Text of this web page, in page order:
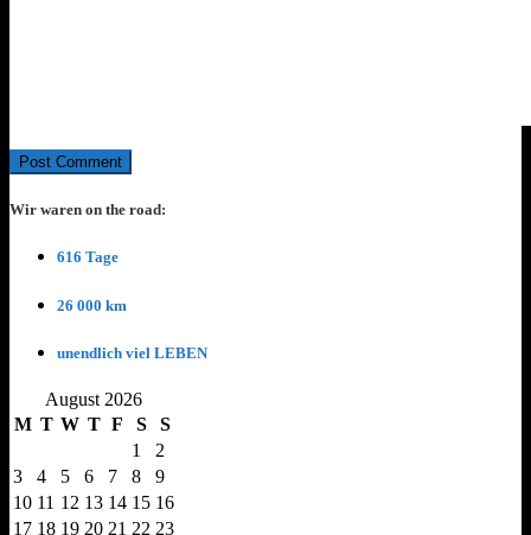
Wir waren on the road:
616 Tage
26 000 km
unendlich viel LEBEN
August 2026
M T W T F S
S
1
2
3
4 5 6 7 8
9
10 11 12 13 14 15 16
17 18 19 20 21 22 23